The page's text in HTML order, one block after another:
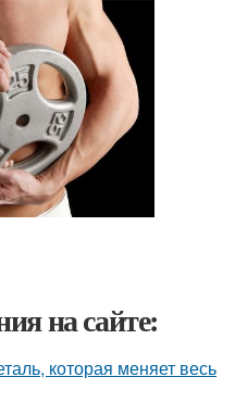
на сайте:
которая меняет весь